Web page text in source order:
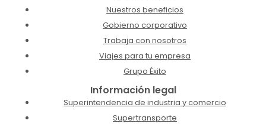
Nuestros beneficios
Gobierno corporativo
Trabaja con nosotros
Viajes para tu empresa
Grupo Éxito
Información legal
Superintendencia de industria y comercio
Supertransporte